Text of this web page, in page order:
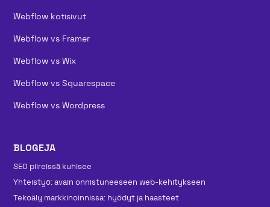
Webflow kotisivut
Webflow vs Framer
Webflow vs Wix
Webflow vs Squarespace
Webflow vs Wordpress
BLOGEJA
SEO piireissä kuhisee
Yhteistyö: avain onnistuneeseen web-kehitykseen
Tekoäly markkinoinnissa: hyödyt ja haasteet